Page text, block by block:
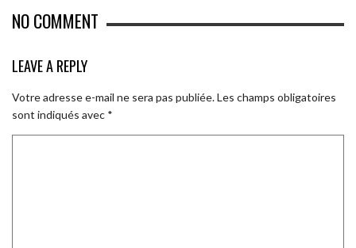
NO COMMENT
LEAVE A REPLY
Votre adresse e-mail ne sera pas publiée.Les champs obligatoires
sont indiqués avec *